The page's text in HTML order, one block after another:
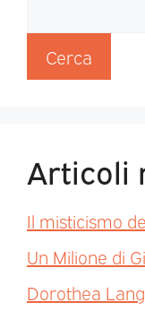
Cerca
Articoli
Il misticismo
Un Milione di
Dorothea